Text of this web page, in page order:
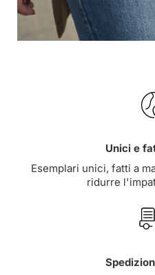
Unici e
Esemplari unici, fatti a
ridurre